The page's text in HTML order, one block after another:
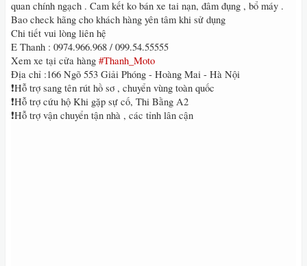
quan chính ngạch . Cam kết ko bán xe tai nạn, đâm đụng , bổ máy .
Bao check hãng cho khách hàng yên tâm khi sử dụng
Chi tiết vui lòng liên hệ
E Thanh : 0974.966.968 / 099.54.55555
Xem xe tại cửa hàng #Thanh_Moto
Địa chỉ :166 Ngõ 553 Giải Phóng - Hoàng Mai - Hà Nội
❗Hỗ trợ sang tên rút hồ sơ , chuyển vùng toàn quốc
❗Hỗ trợ cứu hộ Khi gặp sự cố, Thi Bằng A2
❗Hỗ trợ vận chuyển tận nhà , các tỉnh lân cận